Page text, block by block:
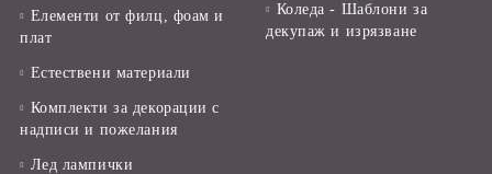
Елементи от филц, фоам и
плат
Естествени материали
Комплекти за декорации с
надписи и пожелания
Лед лампички
Коледа - Шаблони за
декупаж и изрязване